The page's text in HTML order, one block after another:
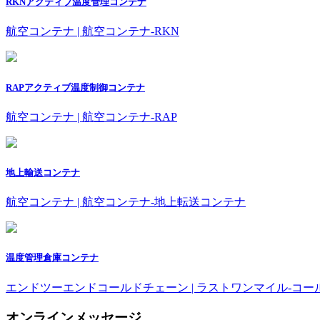
航空コンテナ | 航空コンテナ-RKN
RAPアクティブ温度制御コンテナ
航空コンテナ | 航空コンテナ-RAP
地上輸送コンテナ
航空コンテナ | 航空コンテナ-地上転送コンテナ
温度管理倉庫コンテナ
エンドツーエンドコールドチェーン | ラストワンマイル-コー